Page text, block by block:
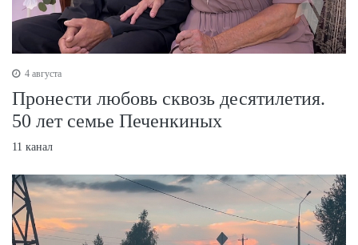
4 августа
Пронести любовь сквозь десятилетия.
50 лет семье Печенкиных
11 канал